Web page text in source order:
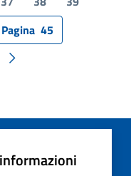
Pagina 45
Pagina successiva